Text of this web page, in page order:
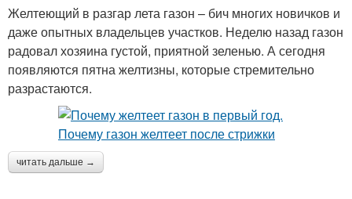
Желтеющий в разгар лета газон – бич многих новичков и
даже опытных владельцев участков. Неделю назад газон
радовал хозяина густой, приятной зеленью. А сегодня
появляются пятна желтизны, которые стремительно
разрастаются.
читать дальше →